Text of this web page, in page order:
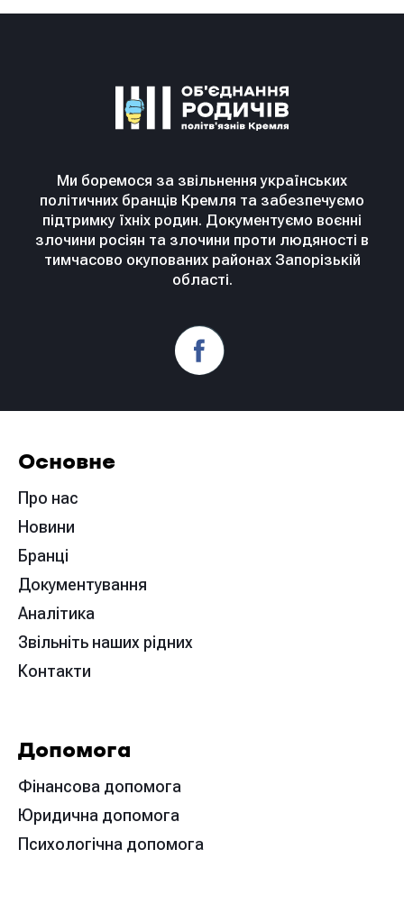
Ми боремося за звільнення українських
політичних бранців Кремля та забезпечуємо
підтримку їхніх родин. Документуємо воєнні
злочини росіян та злочини проти людяності в
тимчасово окупованих районах Запорізькій
області.
Основне
Про нас
Новини
Бранці
Документування
Аналітика
Звільніть наших рідних
Контакти
Допомога
Фінансова допомога
Юридична допомога
Психологічна допомога